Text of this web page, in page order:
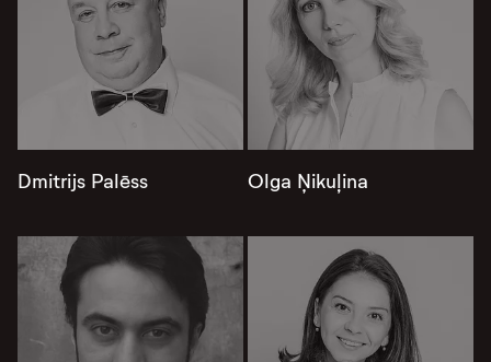
Dmitrijs Palēss Olga Ņikuļina